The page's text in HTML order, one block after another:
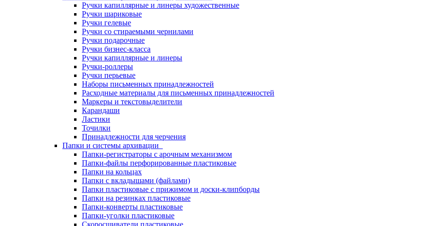
Ручки капиллярные и линеры художественные
Ручки шариковые
Ручки гелевые
Ручки со стираемыми чернилами
Ручки подарочные
Ручки бизнес-класса
Ручки капиллярные и линеры
Ручки-роллеры
Ручки перьевые
Наборы письменных принадлежностей
Расходные материалы для письменных принадлежностей
Маркеры и текстовыделители
Карандаши
Ластики
Точилки
Принадлежности для черчения
Папки и системы архивации
Папки-регистраторы с арочным механизмом
Папки-файлы перфорированные пластиковые
Папки на кольцах
Папки с вкладышами (файлами)
Папки пластиковые с прижимом и доски-клипборды
Папки на резинках пластиковые
Папки-конверты пластиковые
Папки-уголки пластиковые
Скоросшиватели пластиковые